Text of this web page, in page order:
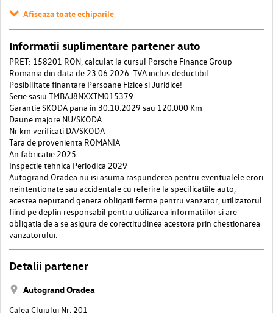
Afiseaza toate echiparile
Informatii suplimentare partener auto
PRET: 158201 RON, calculat la cursul Porsche Finance Group
Romania din data de 23.06.2026. TVA inclus deductibil.
Posibilitate finantare Persoane Fizice si Juridice!
Serie sasiu TMBAJ8NXXTM015379
Garantie SKODA pana in 30.10.2029 sau 120.000 Km
Daune majore NU/SKODA
Nr km verificati DA/SKODA
Tara de provenienta ROMANIA
An fabricatie 2025
Inspectie tehnica Periodica 2029
Autogrand Oradea nu isi asuma raspunderea pentru eventualele erori
neintentionate sau accidentale cu referire la specificatiile auto,
acestea neputand genera obligatii ferme pentru vanzator, utilizatorul
fiind pe deplin responsabil pentru utilizarea informatiilor si are
obligatia de a se asigura de corectitudinea acestora prin chestionarea
vanzatorului.
Detalii partener
Autogrand Oradea
Calea Clujului Nr. 201